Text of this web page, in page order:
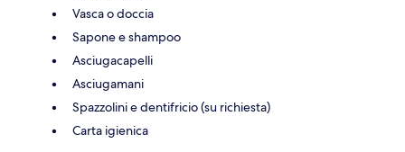
Vasca o doccia
Sapone e shampoo
Asciugacapelli
Asciugamani
Spazzolini e dentifricio (su richiesta)
Carta igienica